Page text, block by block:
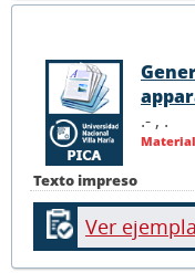
Texto impreso
.- , .
Ver